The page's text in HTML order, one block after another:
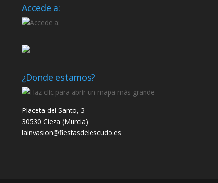
Accede a:
¿Donde estamos?
Placeta del Santo, 3
30530 Cieza (Murcia)
lainvasion@fiestasdelescudo.es